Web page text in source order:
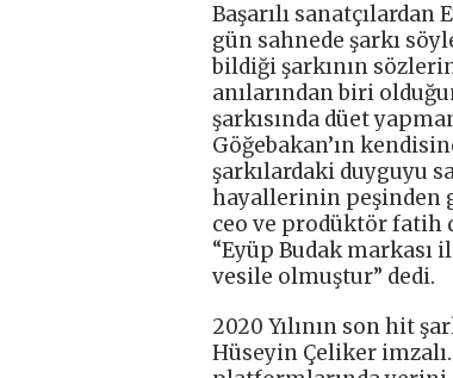
Başarılı
gün sahnede şarkı
bildiği şarkının
anılarından biri
şarkısında düet
Göğebakan’ın
şarkılardaki duyguyu
hayallerinin peşinden
ceo ve prodüktör fatih
“Eyüp Budak markası
vesile olmuştur” dedi.
2020 Yılının son hit
Hüseyin Çeliker